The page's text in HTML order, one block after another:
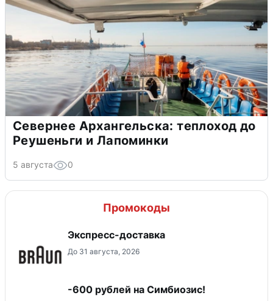
Севернее Архангельска: теплоход до
Реушеньги и Лапоминки
5 августа 0
Промокоды
Экспресс-доставка
До 31 августа, 2026
-600 рублей на Симбиозис!